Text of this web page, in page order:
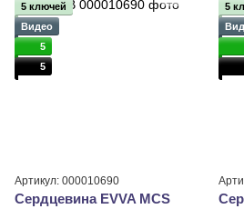
5 ключей
Видео
5
5
Артикул: 000010690
Сердцевина EVVA MCS
5